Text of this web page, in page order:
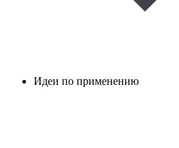
Идеи по применению